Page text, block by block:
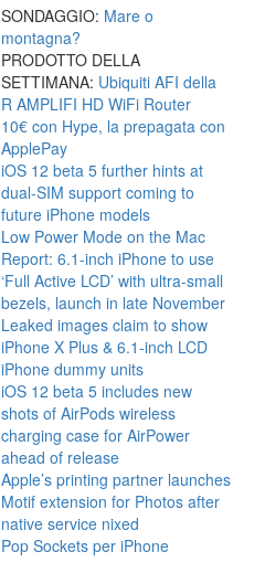
SONDAGGIO: Mare o
montagna?
PRODOTTO DELLA
SETTIMANA: Ubiquiti AFI della
R AMPLIFI HD WiFi Router
10€ con Hype, la prepagata con
ApplePay
iOS 12 beta 5 further hints at
dual-SIM support coming to
future iPhone models
Low Power Mode on the Mac
Report: 6.1-inch iPhone to use
‘Full Active LCD’ with ultra-small
bezels, launch in late November
Leaked images claim to show
iPhone X Plus & 6.1-inch LCD
iPhone dummy units
iOS 12 beta 5 includes new
shots of AirPods wireless
charging case for AirPower
ahead of release
Apple’s printing partner launches
Motif extension for Photos after
native service nixed
Pop Sockets per iPhone